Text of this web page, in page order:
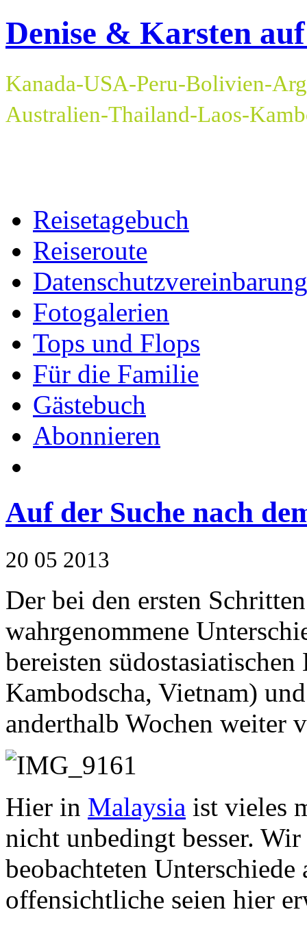
Denise & Karsten
Kanada-USA-Peru-Bolivien-
Australien-Thailand-Laos-
Reisetagebuch
Reiseroute
Fotogalerien
Tops und Flops
Für die Familie
Gästebuch
Abonnieren
Auf der Suche nach
20 05 2013
Der bei den ersten
wahrgenommene
bereisten
Kambodscha, Vietnam)
anderthalb Wochen weiter
Hier in Malaysia ist vieles
nicht unbedingt besser.
beobachteten
offensichtliche seien hier